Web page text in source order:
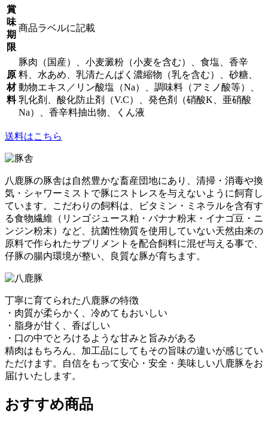
賞
味
期
限
商品ラベルに記載
原
材
料
豚肉（国産）、小麦澱粉（小麦を含む）、食塩、香辛
料、水あめ、乳清たんぱく濃縮物（乳を含む）、砂糖、
動物エキス／リン酸塩（Na）、調味料（アミノ酸等）、
乳化剤、酸化防止剤（V.C）、発色剤（硝酸K、亜硝酸
Na）、香辛料抽出物、くん液
送料はこちら
八鹿豚の豚舎は自然豊かな畜産団地にあり、清掃・消毒や換
気・シャワーミストで豚にストレスを与えないように飼育し
ています。こだわりの飼料は、ビタミン・ミネラルを含有す
る食物繊維（リンゴジュース粕・バナナ粉末・イナゴ豆・ニ
ンジン粉末）など、抗菌性物質を使用していない天然由来の
原料で作られたサプリメントを配合飼料に混ぜ与える事で、
仔豚の腸内環境が整い、良質な豚が育ちます。
丁寧に育てられた八鹿豚の特徴
・肉質が柔らかく、冷めてもおいしい
・脂身が甘く、香ばしい
・口の中でとろけるような甘みと旨みがある
精肉はもちろん、加工品にしてもその旨味の違いが感じてい
ただけます。自信をもって安心・安全・美味しい八鹿豚をお
届けいたします。
おすすめ商品